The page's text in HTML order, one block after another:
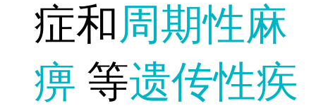
症和周期性麻
痹 等遗传性疾